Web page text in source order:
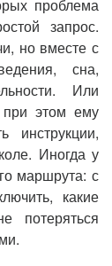
проблема
запрос.
но вместе с
сна,
Или
при этом ему
инструкции,
Иногда у
маршрута: с
какие
потеряться